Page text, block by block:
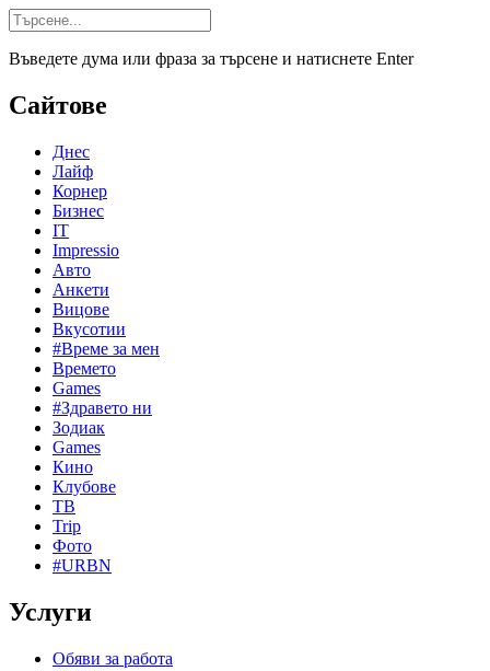
Въведете дума или фраза за търсене и натиснете Enter
Сайтове
Днес
Лайф
Корнер
Бизнес
IT
Impressio
Авто
Анкети
Вицове
Вкусотии
#Време за мен
Времето
Games
#Здравето ни
Зодиак
Games
Кино
Клубове
ТВ
Trip
Фото
#URBN
Услуги
Обяви за работа